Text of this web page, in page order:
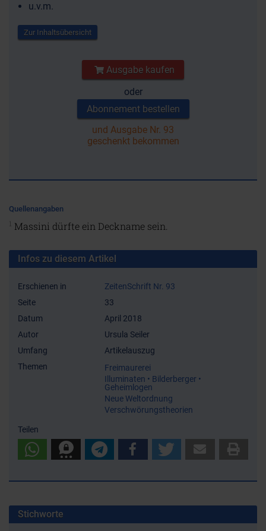
u.v.m.
Zur Inhaltsübersicht
Ausgabe kaufen
oder
Abonnement bestellen
und Ausgabe Nr. 93
geschenkt bekommen
Quellenangaben
1 Massini dürfte ein Deckname sein.
Infos zu diesem Artikel
Erschienen in
ZeitenSchrift Nr. 93
Seite
33
Datum
April 2018
Autor
Ursula Seiler
Umfang
Artikelauszug
Themen
Freimaurerei
Illuminaten • Bilderberger •
Geheimlogen
Neue Weltordnung
Verschwörungstheorien
Teilen
Stichworte